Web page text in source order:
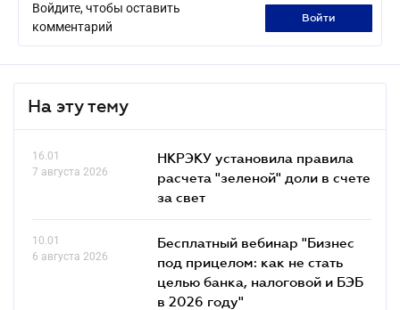
Войдите, чтобы оставить
комментарий
войти
На эту тему
16.01
7 августа 2026
НКРЭКУ установила правила
расчета "зеленой" доли в счете
за свет
10.01
6 августа 2026
Бесплатный вебинар "Бизнес
под прицелом: как не стать
целью банка, налоговой и БЭБ
в 2026 году"